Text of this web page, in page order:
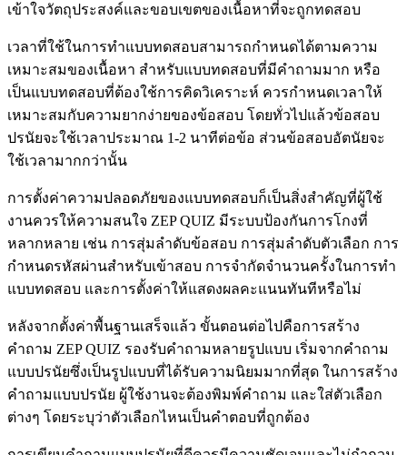
เข้าใจวัตถุประสงค์และขอบเขตของเนื้อหาที่จะถูกทดสอบ
เวลาที่ใช้ในการทำแบบทดสอบสามารถกำหนดได้ตามความ
เหมาะสมของเนื้อหา สำหรับแบบทดสอบที่มีคำถามมาก หรือ
เป็นแบบทดสอบที่ต้องใช้การคิดวิเคราะห์ ควรกำหนดเวลาให้
เหมาะสมกับความยากง่ายของข้อสอบ โดยทั่วไปแล้วข้อสอบ
ปรนัยจะใช้เวลาประมาณ 1-2 นาทีต่อข้อ ส่วนข้อสอบอัตนัยจะ
ใช้เวลามากกว่านั้น
การตั้งค่าความปลอดภัยของแบบทดสอบก็เป็นสิ่งสำคัญที่ผู้ใช้
งานควรให้ความสนใจ ZEP QUIZ มีระบบป้องกันการโกงที่
หลากหลาย เช่น การสุ่มลำดับข้อสอบ การสุ่มลำดับตัวเลือก การ
กำหนดรหัสผ่านสำหรับเข้าสอบ การจำกัดจำนวนครั้งในการทำ
แบบทดสอบ และการตั้งค่าให้แสดงผลคะแนนทันทีหรือไม่
หลังจากตั้งค่าพื้นฐานเสร็จแล้ว ขั้นตอนต่อไปคือการสร้าง
คำถาม ZEP QUIZ รองรับคำถามหลายรูปแบบ เริ่มจากคำถาม
แบบปรนัยซึ่งเป็นรูปแบบที่ได้รับความนิยมมากที่สุด ในการสร้าง
คำถามแบบปรนัย ผู้ใช้งานจะต้องพิมพ์คำถาม และใส่ตัวเลือก
ต่างๆ โดยระบุว่าตัวเลือกไหนเป็นคำตอบที่ถูกต้อง